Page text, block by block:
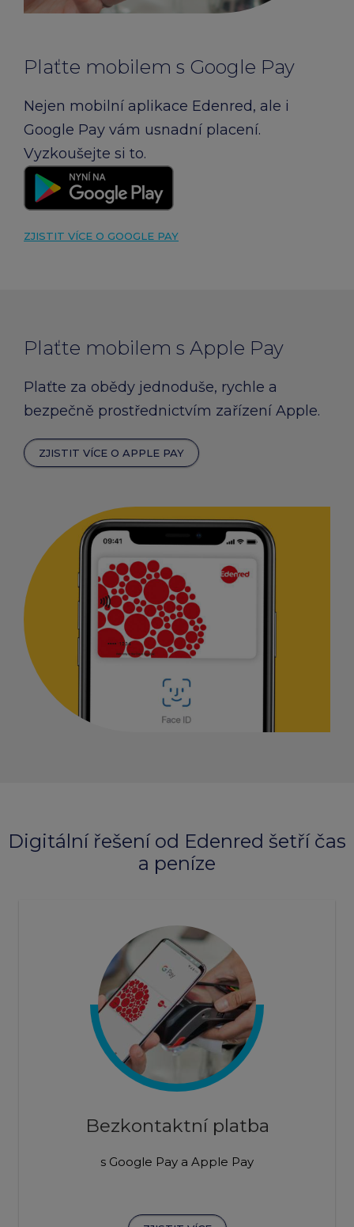
Plaťte mobilem s Google Pay
Nejen mobilní aplikace Edenred, ale i
Google Pay vám usnadní placení.
Vyzkoušejte si to.
ZJISTIT VÍCE O GOOGLE PAY
Plaťte mobilem s Apple Pay
Plaťte za obědy jednoduše, rychle a
bezpečně prostřednictvím zařízení Apple.
ZJISTIT VÍCE O APPLE PAY
Digitální řešení od Edenred šetří čas
a peníze
Bezkontaktní platba
s Google Pay a Apple Pay